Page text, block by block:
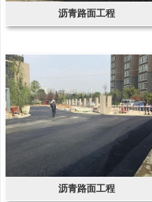
沥青路面工程
沥青路面工程